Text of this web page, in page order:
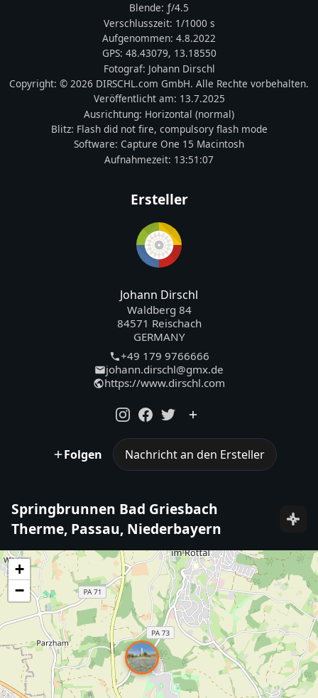
Blende: ƒ/4.5
Verschlusszeit: 1/1000 s
Aufgenommen: 4.8.2022
GPS: 48.43079, 13.18550
Fotograf: Johann Dirschl
Copyright: © 2026 DIRSCHL.com GmbH. Alle Rechte vorbehalten.
Veröffentlicht am: 13.7.2025
Ausrichtung: Horizontal (normal)
Blitz: Flash did not fire, compulsory flash mode
Software: Capture One 15 Macintosh
Aufnahmezeit: 13:51:07
Ersteller
Johann Dirschl
Waldberg 84
84571 Reischach
GERMANY
+49 179 9766666
johann.dirschl@gmx.de
https://www.dirschl.com
Folgen Nachricht an den Ersteller
Springbrunnen Bad Griesbach
Therme, Passau, Niederbayern
+
−